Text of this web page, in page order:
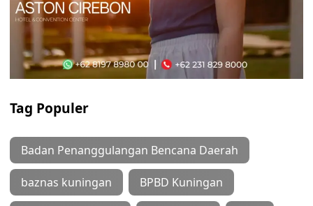
Tag Populer
Badan Penanggulangan Bencana Daerah
baznas kuningan BPBD Kuningan